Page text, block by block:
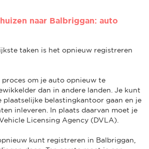
naar Balbriggan: auto
taken is het opnieuw registreren
om je auto opnieuw te
dan in andere landen. Je kunt
plaatselijke belastingkantoor gaan en je
inleveren. In plaats daarvan moet je
Licensing Agency (DVLA).
kunt registreren in Balbriggan,